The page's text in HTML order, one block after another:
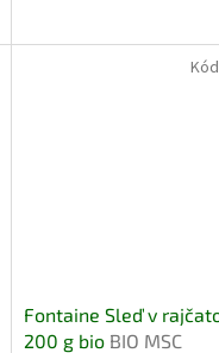
Fontaine Sleď v
200 g bio BIO MSC